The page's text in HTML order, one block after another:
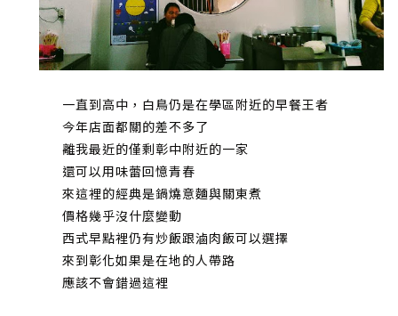
一直到高中，白鳥仍是在學區附近的早餐王者
今年店面都關的差不多了
離我最近的僅剩彰中附近的一家
還可以用味蕾回憶青春
來這裡的經典是鍋燒意麵與關東煮
價格幾乎沒什麼變動
西式早點裡仍有炒飯跟滷肉飯可以選擇
來到彰化如果是在地的人帶路
應該不會錯過這裡